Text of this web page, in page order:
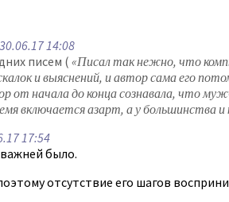
14:08
писем ( «Писал так нежно, что
и выяснений, и автор сама его
от начала до конца сознавала, что
включается азарт, а у большинства
17:54
было.
отсутствие его шагов